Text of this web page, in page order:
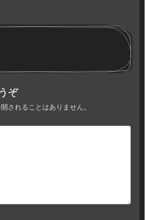
ぞ
されることはありません。